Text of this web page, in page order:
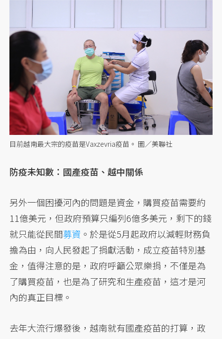
目前越南最大宗的疫苗是Vaxzevria疫苗。 圖／美聯社
防疫未知數：國產疫苗、越中關係
另外一個困擾河內的問題是資金，購買疫苗需要約
11億美元，但政府預算只編列6億多美元，剩下的錢
就只能從民間募資 。於是從5月起政府以減輕財務負
擔為由，向人民發起了捐獻活動，成立疫苗特別基
金，值得注意的是，政府呼籲公眾樂捐，不僅是為
了購買疫苗，也是為了研究和生產疫苗，這才是河
內的真正目標。
去年大流行爆發後，越南就有國產疫苗的打算，政